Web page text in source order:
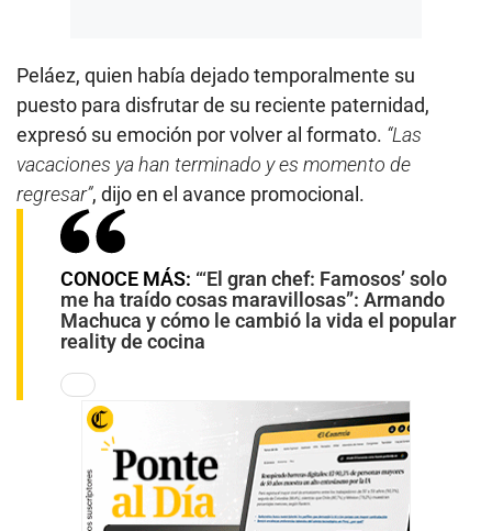
Peláez, quien había dejado temporalmente su
puesto para disfrutar de su reciente paternidad,
expresó su emoción por volver al formato. “Las
vacaciones ya han terminado y es momento de
regresar”, dijo en el avance promocional.
CONOCE MÁS: “‘El gran chef: Famosos’ solo
me ha traído cosas maravillosas”: Armando
Machuca y cómo le cambió la vida el popular
reality de cocina